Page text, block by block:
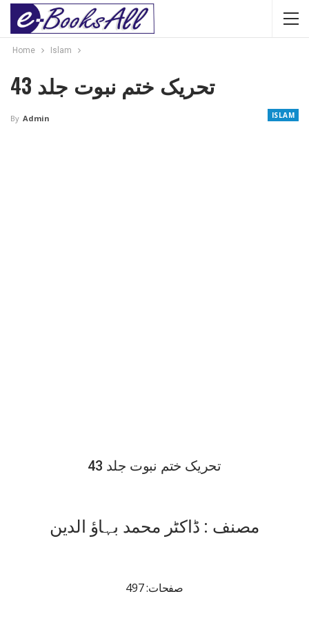
Home Islam
تحریک ختم نبوت جلد 43
ISLAM
By Admin
تحریک ختم نبوت جلد 43
مصنف : ڈاکٹر محمد بہاؤ الدین
صفحات: 497